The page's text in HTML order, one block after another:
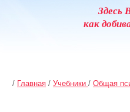
Здесь
как
/ Главная / Учебники / Общая